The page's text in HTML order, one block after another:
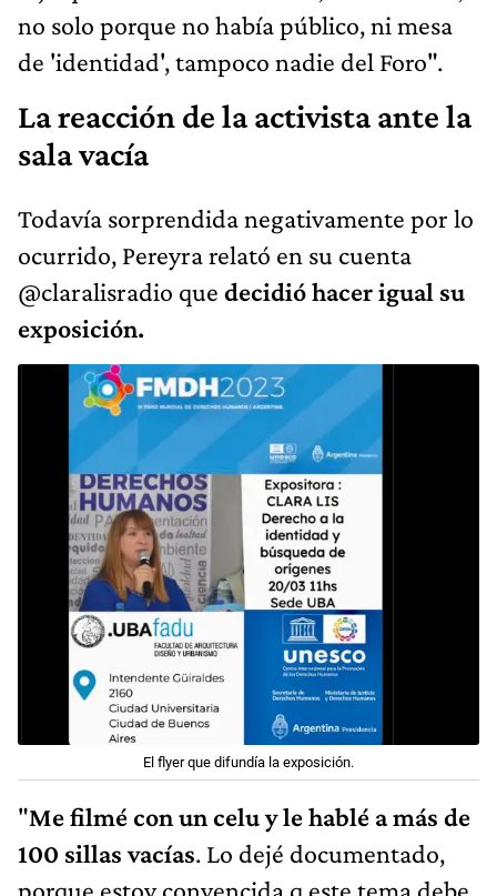
no solo porque no había público, ni mesa
de 'identidad', tampoco nadie del Foro".
La reacción de la activista ante la
sala vacía
Todavía sorprendida negativamente por lo
ocurrido, Pereyra relató en su cuenta
@claralisradio que decidió hacer igual su
exposición.
El flyer que difundía la exposición.
"Me filmé con un celu y le hablé a más de
100 sillas vacías. Lo dejé documentado,
porque estoy convencida q este tema debe